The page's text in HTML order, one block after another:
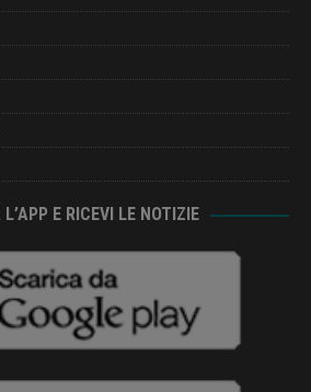
E RICEVI LE NOTIZIE